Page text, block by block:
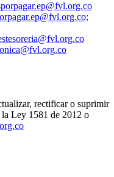
rectificar o suprimir
Ley 1581 de 2012 o